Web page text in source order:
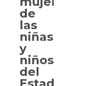
de
las
niñas
y
niños
del